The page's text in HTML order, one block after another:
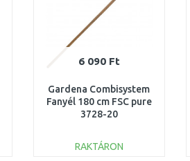
6 090 Ft
Gardena Combisystem
Fanyél 180 cm FSC pure
3728-20
RAKTÁRON